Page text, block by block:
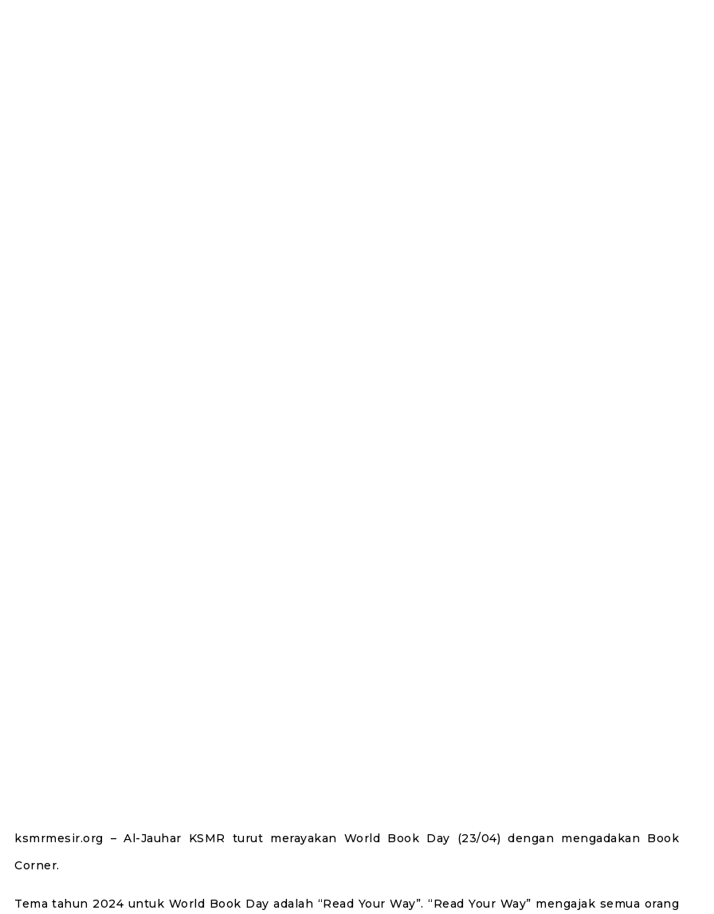
ksmrmesir.org – Al-Jauhar KSMR turut merayakan World Book Day (23/04) dengan mengadakan Book
Corner.
Tema tahun 2024 untuk World Book Day adalah “Read Your Way”. “Read Your Way” mengajak semua orang